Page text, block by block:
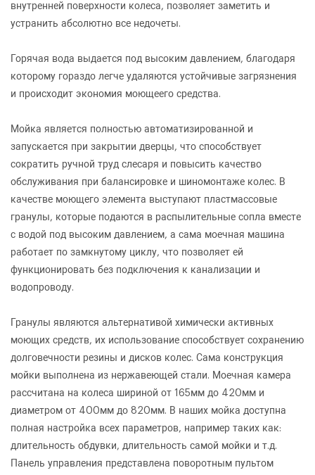
внутренней поверхности колеса, позволяет заметить и
устранить абсолютно все недочеты.
Горячая вода выдается под высоким давлением, благодаря
которому гораздо легче удаляются устойчивые загрязнения
и происходит экономия моющеего средства.
Мойка является полностью автоматизированной и
запускается при закрытии дверцы, что способствует
сократить ручной труд слесаря и повысить качество
обслуживания при балансировке и шиномонтаже колес. В
качестве моющего элемента выступают пластмассовые
гранулы, которые подаются в распылительные сопла вместе
с водой под высоким давлением, а сама моечная машина
работает по замкнутому циклу, что позволяет ей
функционировать без подключения к канализации и
водопроводу.
Гранулы являются альтернативой химически активных
моющих средств, их использование способствует сохранению
долговечности резины и дисков колес. Сама конструкция
мойки выполнена из нержавеющей стали. Моечная камера
рассчитана на колеса шириной от 165мм до 420мм и
диаметром от 400мм до 820мм. В наших мойка доступна
полная настройка всех параметров, например таких как:
длительность обдувки, длительность самой мойки и т.д.
Панель управления представлена поворотным пультом